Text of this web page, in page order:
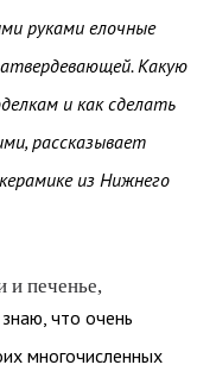
руками елочные
Какую
и как сделать
рассказывает
из Нижнего
и печенье,
что очень
многочисленных